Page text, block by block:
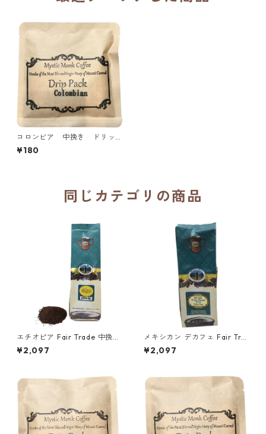
コロンビア 中挽き ドリッ
プパック12ｇ（Mystic Monk
Coffee）／アメリカ カルメル
¥180
同じカテゴリの商品
エチオピア Fair Trade 中挽き
340ｇ（Mystic Monk Coffe
e）／アメリカ カルメル会 カ
¥2,097
メキシカン デカフェ Fair Tra
de 中挽き340ｇ（Mystic Mo
nk Coffee）／アメリカ カル
¥2,097